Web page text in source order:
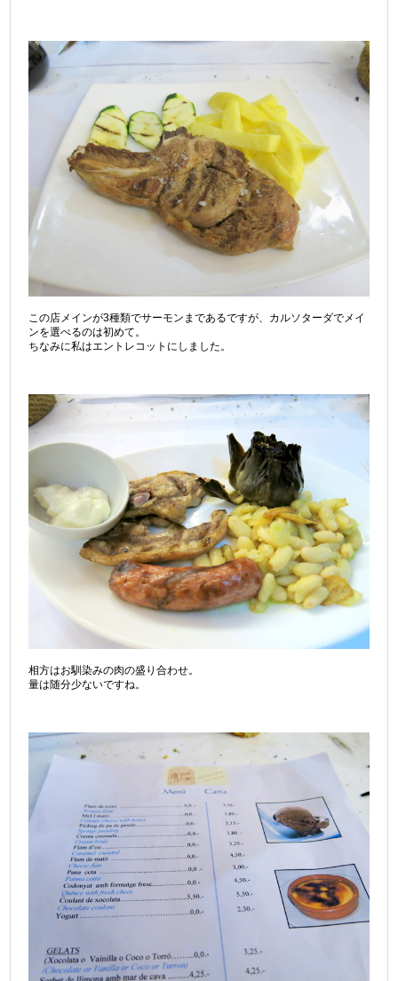
この店メインが3種類でサーモンまであるですが、カルソターダでメイ
ンを選べるのは初めて。
ちなみに私はエントレコットにしました。
相方はお馴染みの肉の盛り合わせ。
量は随分少ないですね。